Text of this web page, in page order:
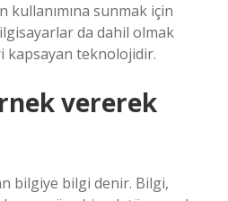
kullanımına sunmak için
da dahil olmak
teknolojidir.
vererek
bilgiye bilgi denir. Bilgi,